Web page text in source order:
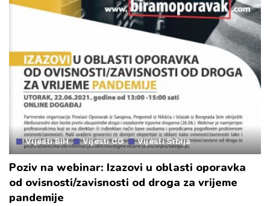
Vijesti BiH Vijesti CG Vijesti Srbija
Poziv na webinar: Izazovi u oblasti oporavka
od ovisnosti/zavisnosti od droga za vrijeme
pandemije